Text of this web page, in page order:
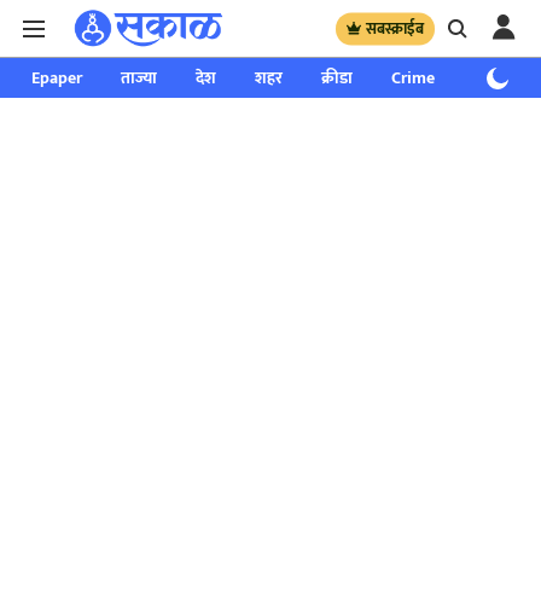
सबस्क्राईब
Epaper ताज्या देश शहर क्रीडा Crime साप्ताहिक